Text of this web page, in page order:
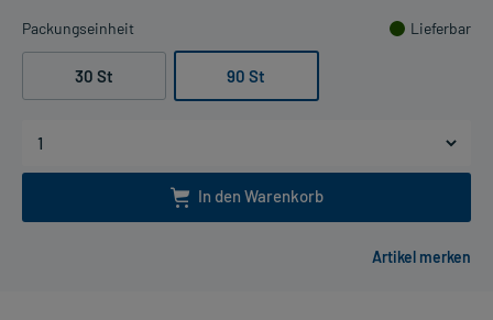
Packungseinheit Lieferbar
30 St 90 St
In den Warenkorb